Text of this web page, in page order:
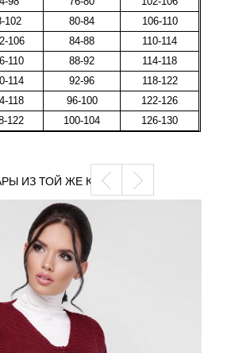
102 80-84
106-110
106 84-88
110-114
110 88-92
114-118
114 92-96
118-122
118 96-100
122-126
122 100-104 126-130
ИЗ ТОЙ ЖЕ КАТЕГОРИИ